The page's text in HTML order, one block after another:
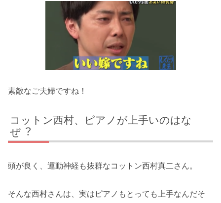
素敵なご夫婦ですね！
コットン⻄村、ピアノが上⼿いのはな
ぜ︖
頭が良く、運動神経も抜群なコットン西村真二さん。
そんな西村さんは、実はピアノもとっても上手なんだそ